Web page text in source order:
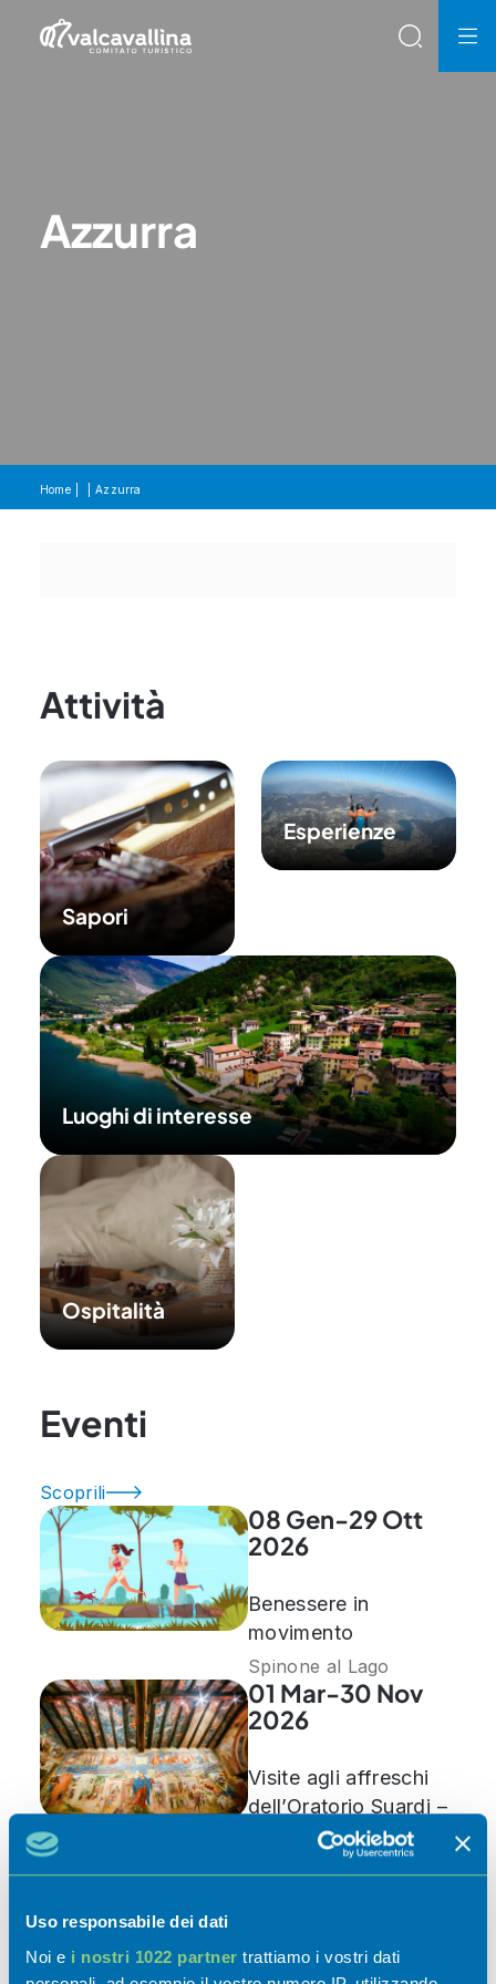
Uso responsabile dei dati
Noi e i nostri 1022 partner trattiamo i vostri dati
Azzurra
Home Azzurra
Attività
Sapori
Esperienze
Luoghi di interesse
Ospitalità
Eventi
Scoprili
08 Gen-29 Ott
2026
Benessere in
movimento
Spinone al Lago
01 Mar-30 Nov
2026
Visite agli affreschi
dell’Oratorio Suardi –
Stagione 2026
Trescore Balneario